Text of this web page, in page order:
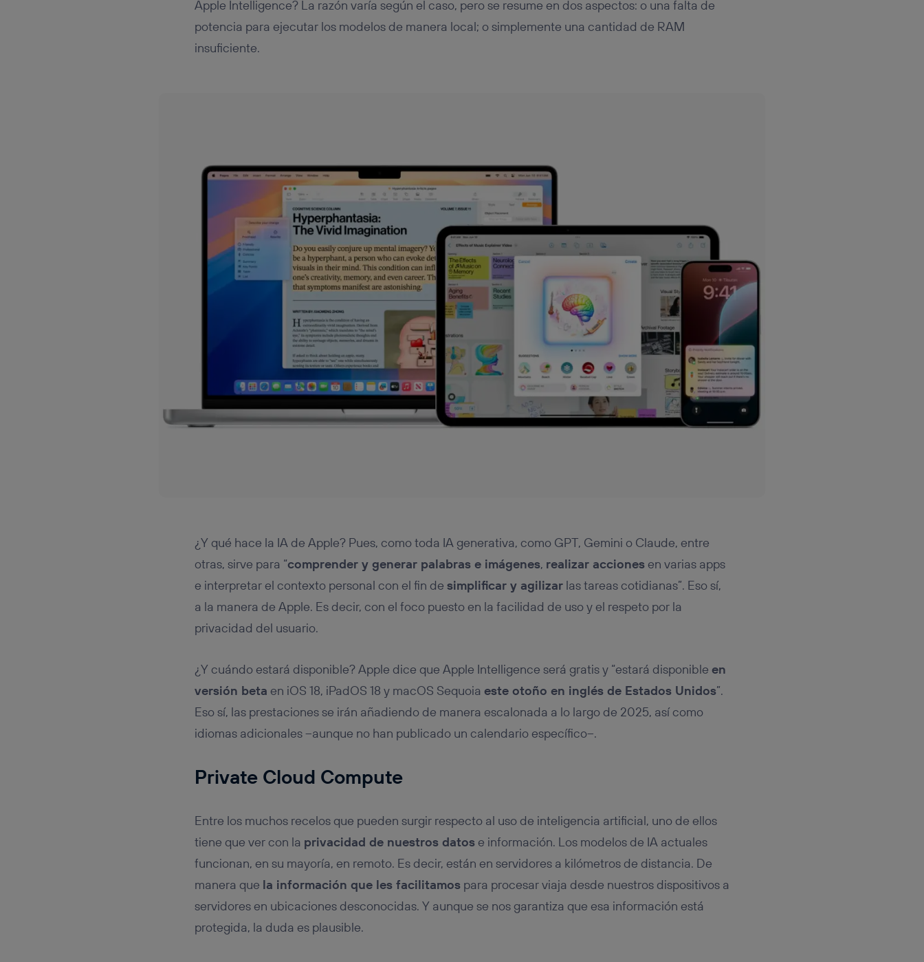
Apple Intelligence? La razón varía según el caso, pero se resume en dos aspectos: o una falta de
potencia para ejecutar los modelos de manera local; o simplemente una cantidad de RAM
insuficiente.
¿Y qué hace la IA de Apple? Pues, como toda IA generativa, como GPT, Gemini o Claude, entre
otras, sirve para “comprender y generar palabras e imágenes, realizar accionesen varias apps
e interpretar el contexto personal con el fin de simplificar y agilizarlas tareas cotidianas”. Eso sí,
a la manera de Apple. Es decir, con el foco puesto en la facilidad de uso y el respeto por la
privacidad del usuario.
¿Y cuándo estará disponible? Apple dice que Apple Intelligence será gratis y “estará disponible en
versión beta en iOS 18, iPadOS 18 y macOS Sequoia este otoño en inglés de Estados Unidos”.
Eso sí, las prestaciones se irán añadiendo de manera escalonada a lo largo de 2025, así como
idiomas adicionales –aunque no han publicado un calendario específico–.
Private Cloud Compute
Entre los muchos recelos que pueden surgir respecto al uso de inteligencia artificial, uno de ellos
tiene que ver con la privacidad de nuestros datose información. Los modelos de IA actuales
funcionan, en su mayoría, en remoto. Es decir, están en servidores a kilómetros de distancia. De
manera que la información que les facilitamospara procesar viaja desde nuestros dispositivos a
servidores en ubicaciones desconocidas. Y aunque se nos garantiza que esa información está
protegida, la duda es plausible.